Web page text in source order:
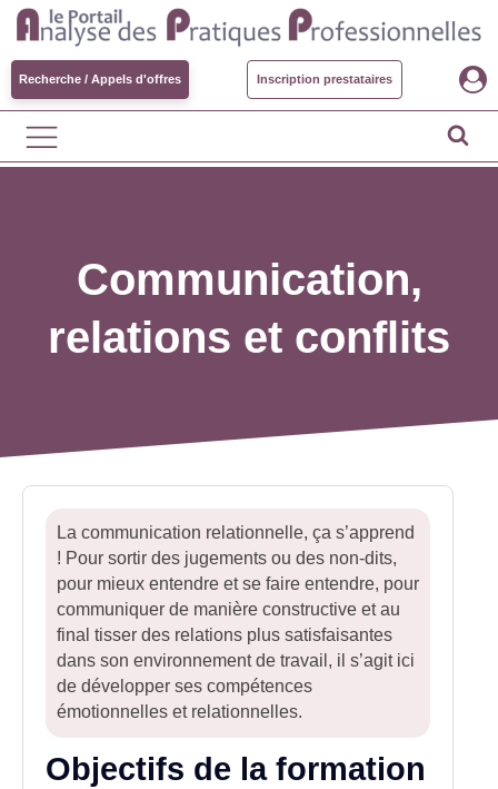
Recherche / Appels d'offres Inscription prestataires
Communication,
relations et conflits
La communication relationnelle, ça s’apprend
! Pour sortir des jugements ou des non-dits,
pour mieux entendre et se faire entendre, pour
communiquer de manière constructive et au
final tisser des relations plus satisfaisantes
dans son environnement de travail, il s’agit ici
de développer ses compétences
émotionnelles et relationnelles.
Objectifs de la formation